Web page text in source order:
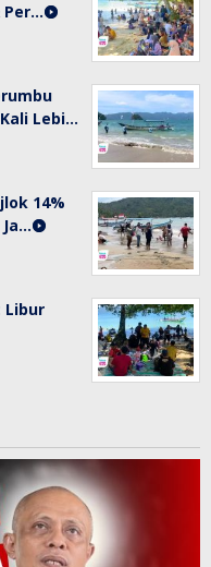
Per…
Lebi…
14%
Ja…
Libur